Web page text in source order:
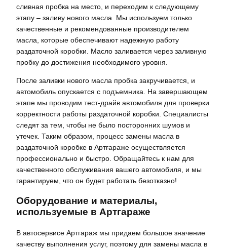
сливная пробка на место, и переходим к следующему
этапу – заливу нового масла. Мы используем только
качественные и рекомендованные производителем
масла, которые обеспечивают надежную работу
раздаточной коробки. Масло заливается через заливную
пробку до достижения необходимого уровня.
После заливки нового масла пробка закручивается, и
автомобиль опускается с подъемника. На завершающем
этапе мы проводим тест-драйв автомобиля для проверки
корректности работы раздаточной коробки. Специалисты
следят за тем, чтобы не было посторонних шумов и
утечек. Таким образом, процесс замены масла в
раздаточной коробке в Артгараже осуществляется
профессионально и быстро. Обращайтесь к нам для
качественного обслуживания вашего автомобиля, и мы
гарантируем, что он будет работать безотказно!
Оборудование и материалы,
используемые в Артгараже
В автосервисе Артгараж мы придаем большое значение
качеству выполнения услуг, поэтому для замены масла в